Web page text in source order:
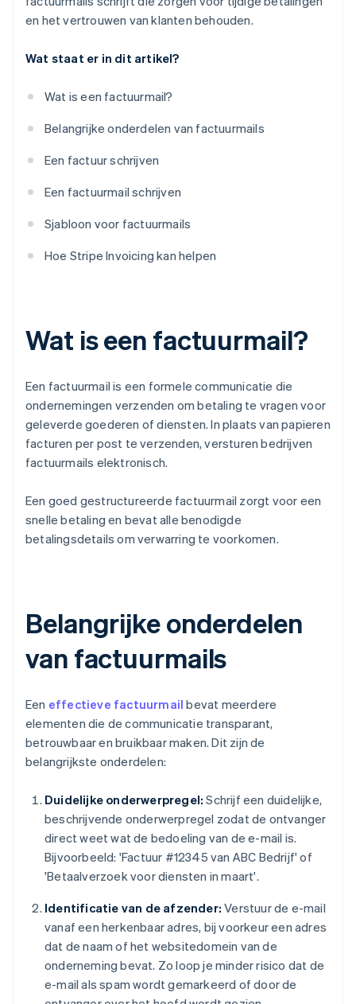
en het vertrouwen van klanten behouden.
Wat staat er in dit artikel?
Wat is een factuurmail?
Belangrijke onderdelen van factuurmails
Een factuur schrijven
Een factuurmail schrijven
Sjabloon voor factuurmails
Hoe Stripe Invoicing kan helpen
Wat is een factuurmail?
Een factuurmail is een formele communicatie die
ondernemingen verzenden om betaling te vragen voor
geleverde goederen of diensten. In plaats van papieren
facturen per post te verzenden, versturen bedrijven
factuurmails elektronisch.
Een goed gestructureerde factuurmail zorgt voor een
snelle betaling en bevat alle benodigde
betalingsdetails om verwarring te voorkomen.
Belangrijke onderdelen
van factuurmails
Een effectieve factuurmail bevat meerdere
elementen die de communicatie transparant,
betrouwbaar en bruikbaar maken. Dit zijn de
belangrijkste onderdelen:
Duidelijke onderwerpregel: Schrijf een duidelijke,
beschrijvende onderwerpregel zodat de ontvanger
direct weet wat de bedoeling van de e-mail is.
Bijvoorbeeld: 'Factuur #12345 van ABC Bedrijf' of
'Betaalverzoek voor diensten in maart'.
Identificatie van de afzender: Verstuur de e-mail
vanaf een herkenbaar adres, bij voorkeur een adres
dat de naam of het websitedomein van de
onderneming bevat. Zo loop je minder risico dat de
e-mail als spam wordt gemarkeerd of door de